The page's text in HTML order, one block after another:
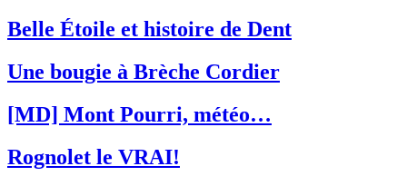
Belle Étoile et histoire de Dent
Une bougie à Brèche Cordier
[MD] Mont Pourri, météo…
Rognolet le VRAI!